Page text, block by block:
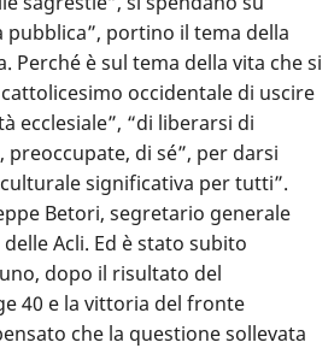
portino il tema della
Perché è sul tema della vita che si
occidentale di uscire
ecclesiale”, “di liberarsi di
di sé”, per darsi
significativa per tutti”.
Betori, segretario generale
Acli. Ed è stato subito
dopo il risultato del
40 e la vittoria del fronte
che la questione sollevata